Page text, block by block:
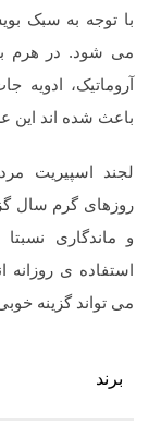
با توجه به سبک
می شود. در هرم
آروماتیک، ادویه
باعث شده اند این
لجند اسپیریت
روزهای گرم سال
و ماندگاری
استفاده ی
می تواند گزینه
برند